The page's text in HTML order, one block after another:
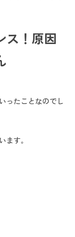
ス！原因
ったことなのでし
ます。